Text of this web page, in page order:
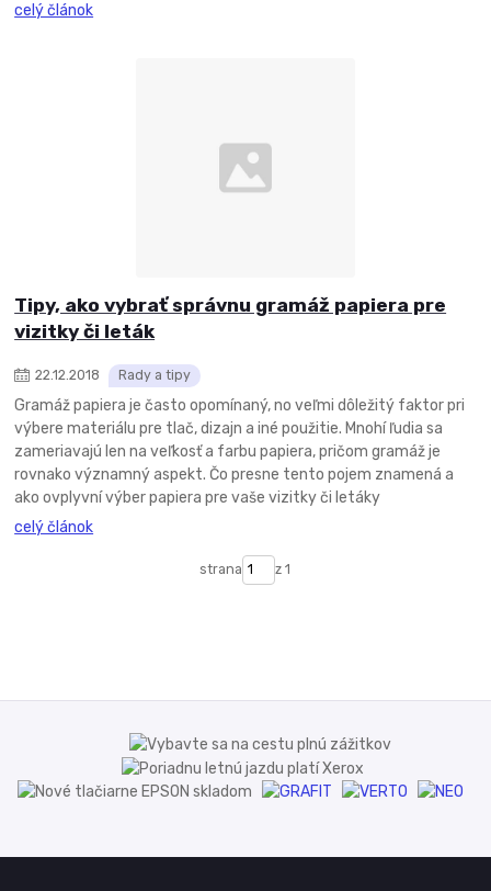
celý článok
Tipy, ako vybrať správnu gramáž papiera pre
vizitky či leták
22.12.2018 Rady a tipy
Gramáž papiera je často opomínaný, no veľmi dôležitý faktor pri
výbere materiálu pre tlač, dizajn a iné použitie. Mnohí ľudia sa
zameriavajú len na veľkosť a farbu papiera, pričom gramáž je
rovnako významný aspekt. Čo presne tento pojem znamená a
ako ovplyvní výber papiera pre vaše vizitky či letáky
celý článok
strana z 1